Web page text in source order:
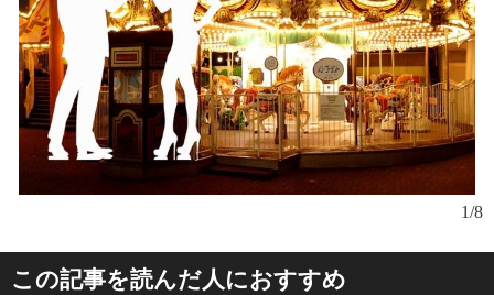
写
1/8
この記事を読んだ人におすすめ